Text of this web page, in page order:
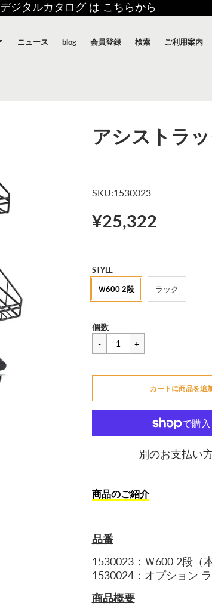
デジタルカタログ は こちらから
ニュース blog 会員登録 検索 ご利用案内
アシストラ
SKU:1530023
¥25,322
セ
ー
ル
格
STYLE
Ｗ600 2段 ラック
一
価
¥5,720
個数
カートに商品を追
別のお支払い
商品のご紹介
品番
1530023：Ｗ600 2段（本
1530024：オプション
商品概要